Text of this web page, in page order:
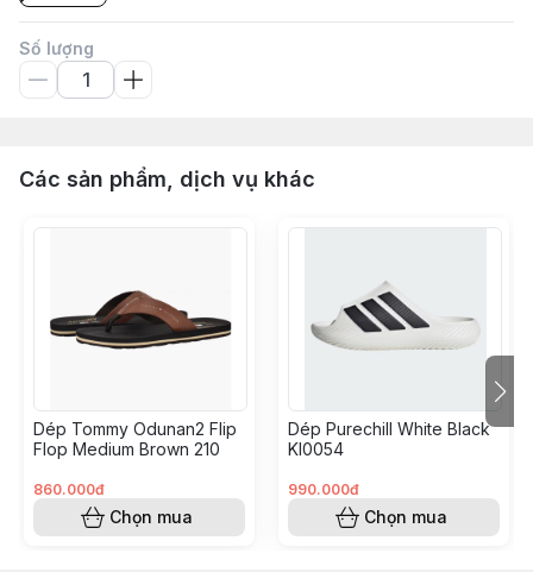
Số lượng
Các sản phẩm, dịch vụ khác
Dép Tommy Odunan2 Flip
Flop Medium Brown 210
860.000đ
Chọn mua
Dép Purechill White Black
KI0054
990.000đ
Chọn mua